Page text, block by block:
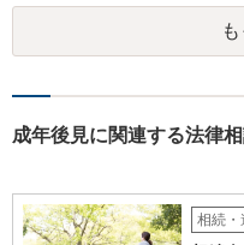
後見人から相談があることも
くなりになった場合、相続人
相続放棄されれば問題ありま
としても、関わりを拒否して
成年後見に関連する法律
相続・